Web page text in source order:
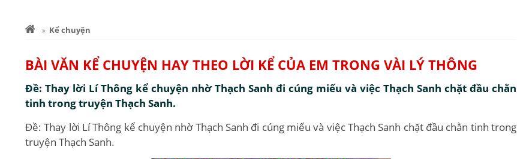
Kể chuyện
BÀI VĂN KỂ CHUYỆN HAY THEO LỜI KỂ CỦA EM TRONG VÀI LÝ THÔNG
Đề: Thay lời Lí Thông kể chuyện nhờ Thạch Sanh đi cúng miếu và việc Thạch Sanh chặt đầu chằn
tinh trong truyện Thạch Sanh.
Đề: Thay lời Lí Thông kể chuyện nhờ Thạch Sanh đi cúng miếu và việc Thạch Sanh chặt đầu chằn tinh trong
truyện Thạch Sanh.